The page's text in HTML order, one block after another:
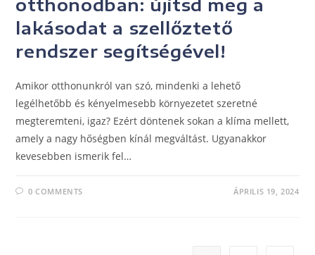
lakásodat a szellőztető
rendszer segítségével!
Amikor otthonunkról van szó, mindenki a lehető
legélhetőbb és kényelmesebb környezetet szeretné
megteremteni, igaz? Ezért döntenek sokan a klíma mellett,
amely a nagy hőségben kínál megváltást. Ugyanakkor
kevesebben ismerik fel…
0 COMMENTS ÁPRILIS 19, 2024